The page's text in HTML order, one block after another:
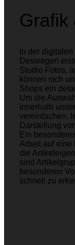
Grafik
In der
Deswegen
Studio Fotos,
können sich
Shops ein
Um die
innerhalb
vereinfachen,
Darstellung
Ein
Arbeit auf eine
die
sind
besonderen
schnell zu